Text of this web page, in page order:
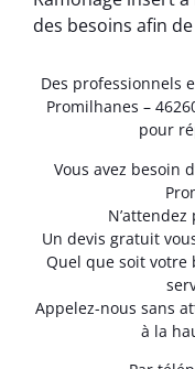
des besoins afin
Des professionnels
Promilhanes –
pour
Vous avez besoin
Un devis gratuit
Quel que soit votre
Appelez-nous sans
à la